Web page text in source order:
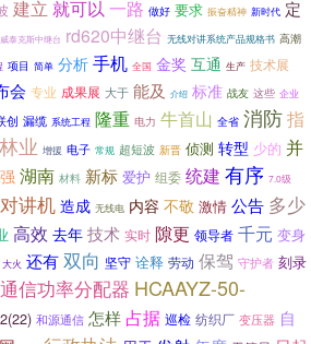
建立 就可以 一路 做好 要求 振奋精神 新时代 定
威泰克斯中继台 rd620中继台 无线对讲系统产品规格书 高潮
项目 简单 分析 手机 全国 金奖 互通 生产 技术展
会 专业 成果展 大于 能及 介绍 标准 战友 这些 企业
创 漏缆 系统工程 隆重 电力 牛首山 全省 消防指
林业 增援 电子 常规 超短波 新晋 侦测 转型 少的 并
湖南 材料 新标 爱护 组委 统建 有序 7.0级
对讲机 造成 无线电 内容 不敬 激情 公告 多少
高效 去年技术 实时 隙更 领导者 千元 变身
大火 还有双向 坚守 诠释 劳动 保驾 守护者 刻录
信功率分配器 HCAAYZ-50-
和源通信 怎样 占据 巡检 纺织厂 变压器 自